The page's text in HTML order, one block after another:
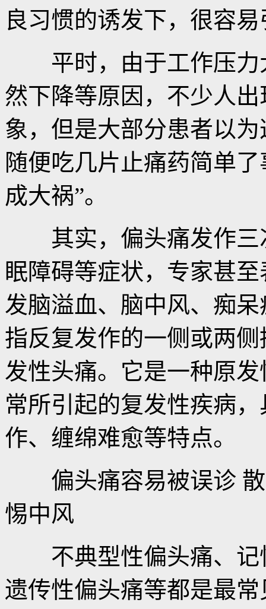
良习惯的诱发下，很容
平时，由于工作压力
然下降等原因，不少人
象，但是大部分患者以
随便吃几片止痛药简单
成大祸”。
其实，偏头痛发作三
眠障碍等症状，专家甚
发脑溢血、脑中风、痴
指反复发作的一侧或两
发性头痛。它是一种原
常所引起的复发性疾病
作、缠绵难愈等特点。
偏头痛容易被误诊 散
惕中风
不典型性偏头痛、记
遗传性偏头痛等都是最